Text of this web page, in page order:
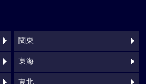
関東
東海
東北